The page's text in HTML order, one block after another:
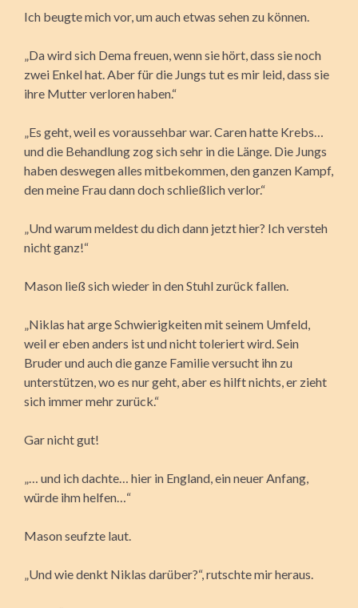
Ich beugte mich vor, um auch etwas sehen zu können.
„Da wird sich Dema freuen, wenn sie hört, dass sie noch
zwei Enkel hat. Aber für die Jungs tut es mir leid, dass sie
ihre Mutter verloren haben.“
„Es geht, weil es voraussehbar war. Caren hatte Krebs…
und die Behandlung zog sich sehr in die Länge. Die Jungs
haben deswegen alles mitbekommen, den ganzen Kampf,
den meine Frau dann doch schließlich verlor.“
„Und warum meldest du dich dann jetzt hier? Ich versteh
nicht ganz!“
Mason ließ sich wieder in den Stuhl zurück fallen.
„Niklas hat arge Schwierigkeiten mit seinem Umfeld,
weil er eben anders ist und nicht toleriert wird. Sein
Bruder und auch die ganze Familie versucht ihn zu
unterstützen, wo es nur geht, aber es hilft nichts, er zieht
sich immer mehr zurück.“
Gar nicht gut!
„… und ich dachte… hier in England, ein neuer Anfang,
würde ihm helfen…“
Mason seufzte laut.
„Und wie denkt Niklas darüber?“, rutschte mir heraus.